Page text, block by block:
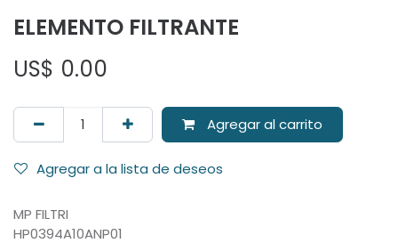
ELEMENTO FILTRANTE
US$ 0.00
Agregar al carrito
Agregar a la lista de deseos
MP FILTRI
HP0394A10ANP01